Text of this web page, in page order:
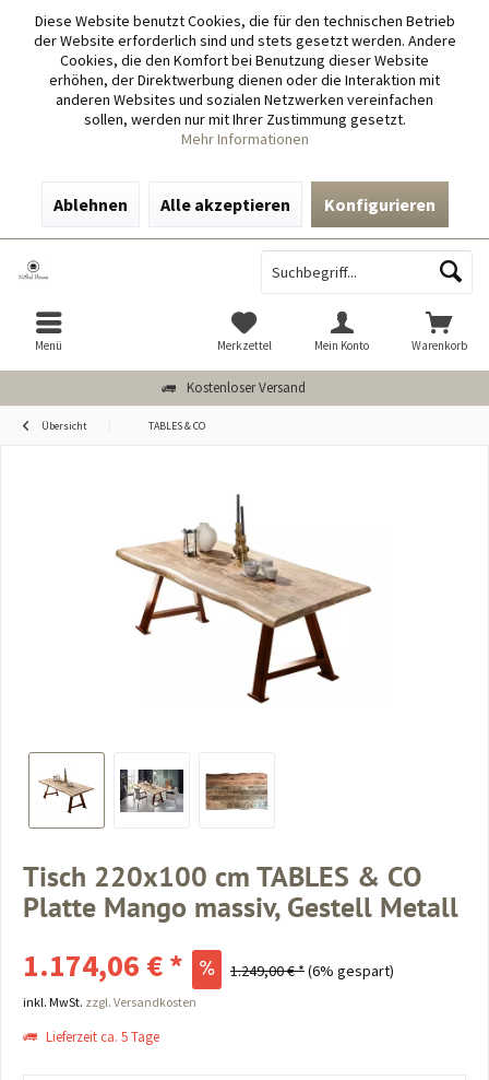
Diese Website benutzt Cookies, die für den technischen Betrieb
der Website erforderlich sind und stets gesetzt werden. Andere
Cookies, die den Komfort bei Benutzung dieser Website
erhöhen, der Direktwerbung dienen oder die Interaktion mit
anderen Websites und sozialen Netzwerken vereinfachen
sollen, werden nur mit Ihrer Zustimmung gesetzt.
Mehr Informationen
Ablehnen Alle akzeptieren Konfigurieren
Kostenloser Versand
Menü Warenkorb
Merkzettel Mein Konto
Übersicht TABLES & CO
Tisch 220x100 cm TABLES & CO
Platte Mango massiv, Gestell Metall
1.174,06 € * 1.249,00 € *(6% gespart)
inkl. MwSt. zzgl. Versandkosten
Lieferzeit ca. 5 Tage